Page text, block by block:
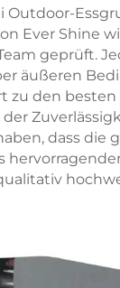
Outdoor-
Ever Shine
geprüft.
äußeren
zu den
dass die